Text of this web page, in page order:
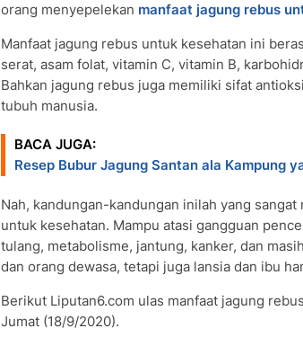
orang menyepelekan manfaat jagung rebus
Manfaat jagung rebus untuk kesehatan ini
serat, asam folat, vitamin C, vitamin B,
Bahkan jagung rebus juga memiliki sifat
tubuh manusia.
BACA JUGA:
Resep Bubur Jagung Santan ala Kampung
Nah, kandungan-kandungan inilah yang
untuk kesehatan. Mampu atasi gangguan
tulang, metabolisme, jantung, kanker, dan
dan orang dewasa, tetapi juga lansia dan ibu
Berikut Liputan6.com ulas manfaat jagung
Jumat (18/9/2020).